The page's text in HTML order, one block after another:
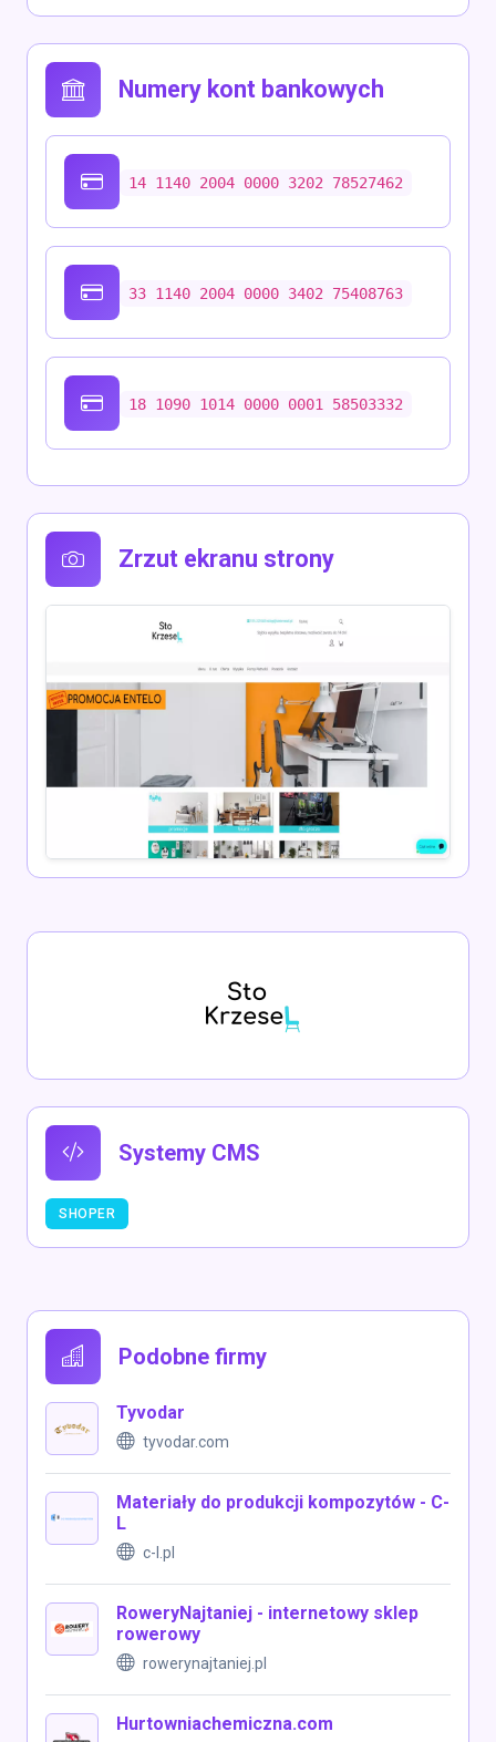
Numery kont bankowych
14 1140 2004 0000 3202 78527462
33 1140 2004 0000 3402 75408763
18 1090 1014 0000 0001 58503332
Zrzut ekranu strony
Systemy CMS
SHOPER
Podobne firmy
Tyvodar
tyvodar.com
Materiały do produkcji kompozytów - C-
L
c-l.pl
RoweryNajtaniej - internetowy sklep
rowerowy
rowerynajtaniej.pl
Hurtowniachemiczna.com